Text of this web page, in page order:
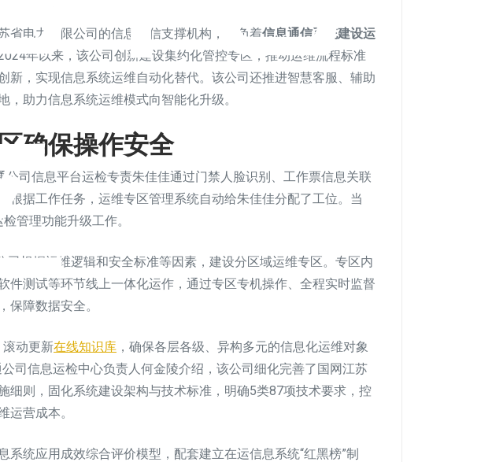
省电力有限公司的信息通信支撑机构，担负着信息通信系统建设运
年以来，该公司创新建设集约化管控专区，推动运维流程标准
新，实现信息系统运维自动化替代。该公司还推进智慧客服、辅助
，助力信息系统运维模式向智能化升级。
确保操作安全
司信息平台运检专责朱佳佳通过门禁人脸识别、工作票信息关联
根据工作任务，运维专区管理系统自动给朱佳佳分配了工位。当
管理功能升级工作。
司根据运维逻辑和安全标准等因素，建设分区域运维专区。专区内
件测试等环节线上一体化运作，通过专区专机操作、全程实时监督
保障数据安全。
滚动更新在线知识库 ，确保各层各级、异构多元的信息化运维对象
司信息运检中心负责人何金陵介绍，该公司细化完善了国网江苏
细则，固化系统建设架构与技术标准，明确5类87项技术要求，控
运营成本。
系统应用成效综合评价模型，配套建立在运信息系统“红黑榜”制